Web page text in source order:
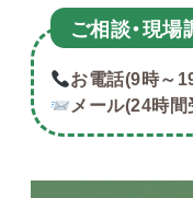
ご相談・現場
お電話(9時～
メール(24時間